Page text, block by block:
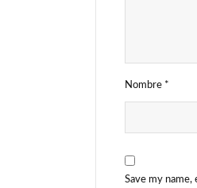
Nombre *
Save my